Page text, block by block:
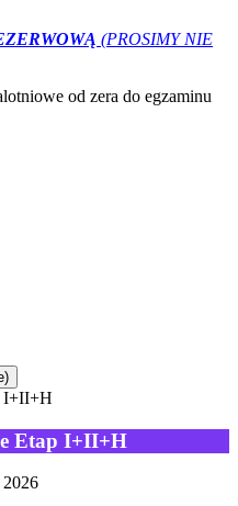
(PROSIMY NIE
od zera do egzaminu
I+II+H
Etap I+II+H
2026